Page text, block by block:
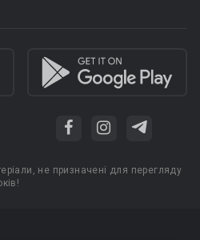
не призначені для перегляду